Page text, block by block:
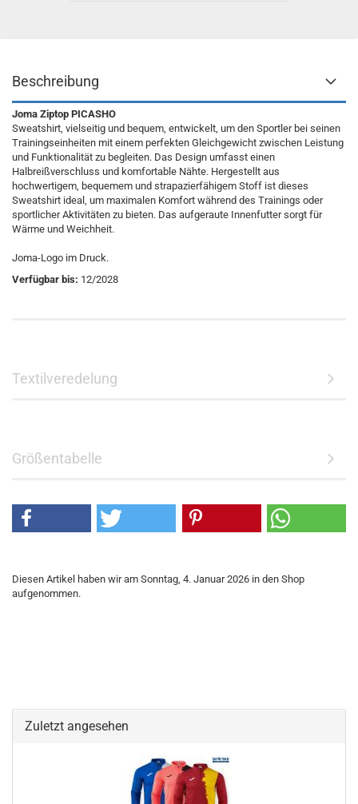
Beschreibung
Joma Ziptop PICASHO
Sweatshirt, vielseitig und bequem, entwickelt, um den Sportler bei seinen
Trainingseinheiten mit einem perfekten Gleichgewicht zwischen Leistung
und Funktionalität zu begleiten. Das Design umfasst einen
Halbreißverschluss und komfortable Nähte. Hergestellt aus
hochwertigem, bequemem und strapazierfähigem Stoff ist dieses
Sweatshirt ideal, um maximalen Komfort während des Trainings oder
sportlicher Aktivitäten zu bieten. Das aufgeraute Innenfutter sorgt für
Wärme und Weichheit.
Joma-Logo im Druck.
Verfügbar bis: 12/2028
Textilveredelung
Größentabelle
Diesen Artikel haben wir am Sonntag, 4. Januar 2026 in den Shop
aufgenommen.
Zuletzt angesehen